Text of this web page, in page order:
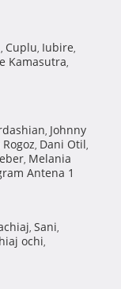
, Cuplu, Iubire,
Kamasutra,
, Johnny
, Dani Otil,
, Melania
Antena 1
, Sani,
ochi,